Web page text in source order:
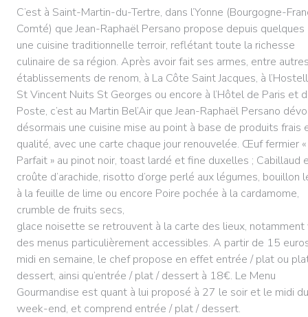
C’est à Saint-Martin-du-Tertre, dans l’Yonne (Bourgogne-
Comté) que Jean-Raphaël Persano propose depuis quelques
une cuisine traditionnelle terroir, reflétant toute la richesse
culinaire de sa région. Après avoir fait ses armes, entre
établissements de renom, à La Côte Saint Jacques, à
St Vincent Nuits St Georges ou encore à l’Hôtel de Paris et
Poste, c’est au Martin Bel’Air que Jean-Raphaël Persano
désormais une cuisine mise au point à base de produits frais
qualité, avec une carte chaque jour renouvelée. Œuf fermier «
Parfait » au pinot noir, toast lardé et fine duxelles ; Cabillaud
croûte d’arachide, risotto d’orge perlé aux légumes, bouillon
à la feuille de lime ou encore Poire pochée à la cardamome,
crumble de fruits secs,
glace noisette se retrouvent à la carte des lieux, notamment
des menus particulièrement accessibles. A partir de 15
midi en semaine, le chef propose en effet entrée / plat ou
dessert, ainsi qu’entrée / plat / dessert à 18€. Le Menu
Gourmandise est quant à lui proposé à 27 le soir et le midi du
week-end, et comprend entrée / plat / dessert.